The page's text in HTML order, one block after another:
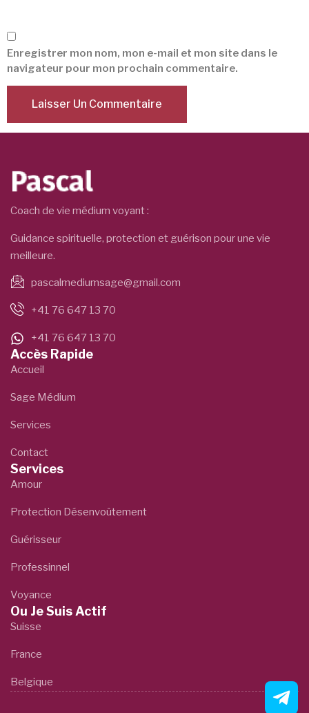
Enregistrer mon nom, mon e-mail et mon site dans le
navigateur pour mon prochain commentaire.
Coach de vie médium voyant :
Guidance spirituelle, protection et guérison pour une vie
meilleure.
pascalmediumsage@gmail.com
+41 76 647 13 70
+41 76 647 13 70
Accès Rapide
Accueil
Sage Médium
Services
Contact
Services
Amour
Protection Désenvoûtement
Guérisseur
Professinnel
Voyance
Ou Je Suis Actif
Suisse
France
Belgique